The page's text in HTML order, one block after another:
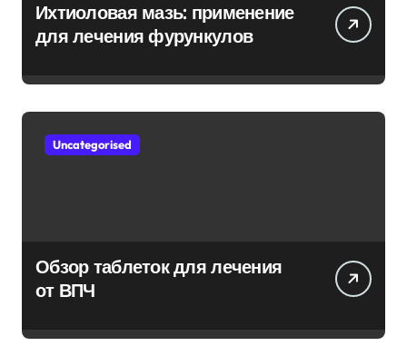
Ихтиоловая мазь: применение
для лечения фурункулов
Uncategorised
Обзор таблеток для лечения
от ВПЧ